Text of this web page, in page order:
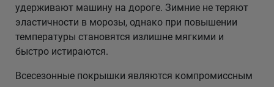
удерживают машину на дороге. Зимние не теряют
эластичности в морозы, однако при повышении
температуры становятся излишне мягкими и
быстро истираются.
Всесезонные покрышки являются компромиссным